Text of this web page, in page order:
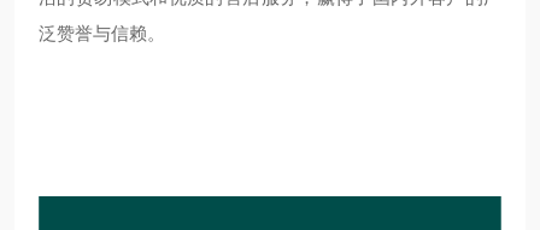
泛赞誉与信赖。